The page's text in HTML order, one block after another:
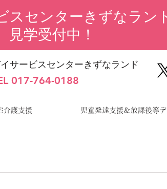
スセンターきずなラン
見学受付中！
サービスセンターきずなランド
017-764-0188
介護支援 児童発達支援＆放課後等